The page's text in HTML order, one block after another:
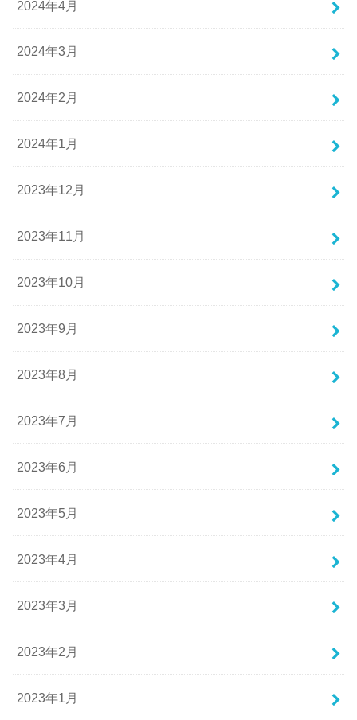
2024年4月
2024年3月
2024年2月
2024年1月
2023年12月
2023年11月
2023年10月
2023年9月
2023年8月
2023年7月
2023年6月
2023年5月
2023年4月
2023年3月
2023年2月
2023年1月